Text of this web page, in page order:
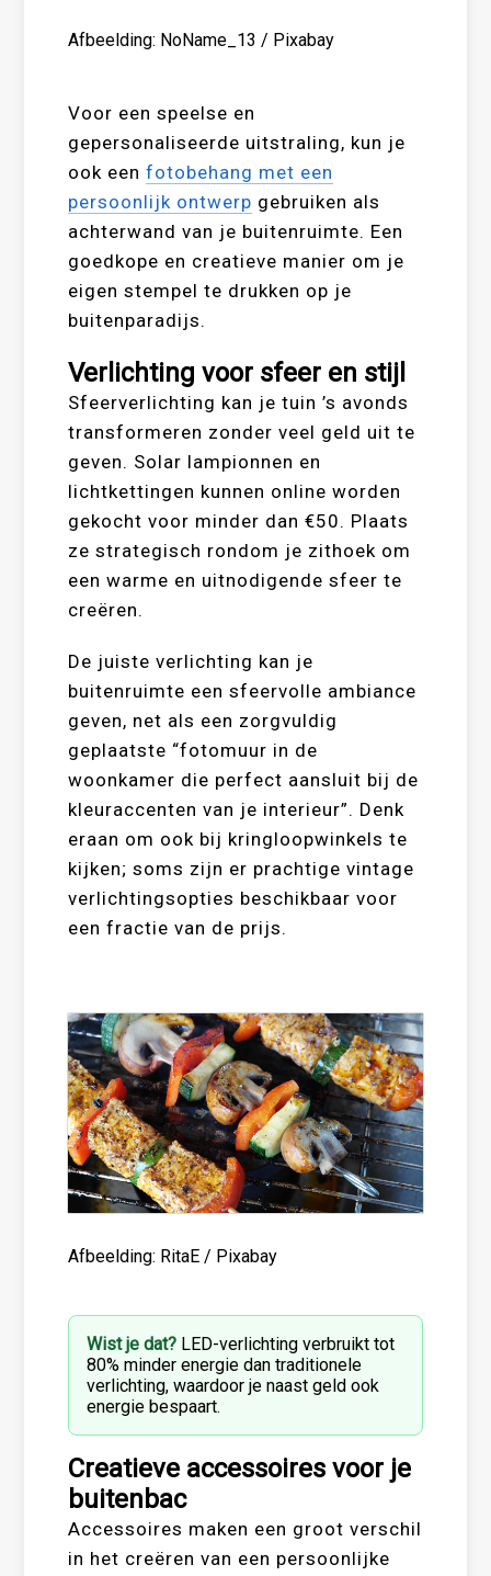
Afbeelding: NoName_13 / Pixabay
Voor een speelse en
gepersonaliseerde uitstraling, kun je
ook eenfotobehang met een
persoonlijk ontwerp gebruiken als
achterwand van je buitenruimte. Een
goedkope en creatieve manier om je
eigen stempel te drukken op je
buitenparadijs.
Verlichting voor sfeer en stijl
Sfeerverlichting kan je tuin ’s avonds
transformeren zonder veel geld uit te
geven. Solar lampionnen en
lichtkettingen kunnen online worden
gekocht voor minder dan €50. Plaats
ze strategisch rondom je zithoek om
een warme en uitnodigende sfeer te
creëren.
De juiste verlichting kan je
buitenruimte een sfeervolle ambiance
geven, net als een zorgvuldig
geplaatste “fotomuur in de
woonkamer die perfect aansluit bij de
kleuraccenten van je interieur”. Denk
eraan om ook bij kringloopwinkels te
kijken; soms zijn er prachtige vintage
verlichtingsopties beschikbaar voor
een fractie van de prijs.
Afbeelding: RitaE / Pixabay
Wist je dat? LED-verlichting verbruikt tot
80% minder energie dan traditionele
verlichting, waardoor je naast geld ook
energie bespaart.
Creatieve accessoires voor je
buitenbac
Accessoires maken een groot verschil
in het creëren van een persoonlijke